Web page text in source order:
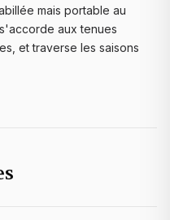
mais portable au
aux tenues
et traverse les saisons